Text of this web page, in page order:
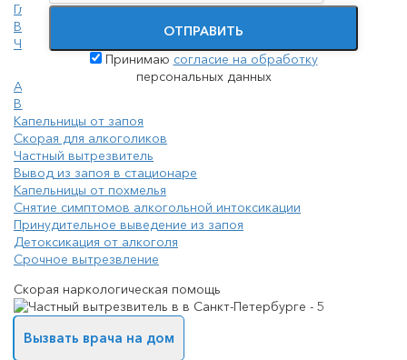
Главная
Вывод из запоя
Частный вытрезвитель
Анонимный вывод из запоя
Вывод из запоя амбулаторно
Капельницы от запоя
Скорая для алкоголиков
Частный вытрезвитель
Вывод из запоя в стационаре
Капельницы от похмелья
Снятие симптомов алкогольной интоксикации
Принудительное выведение из запоя
Детоксикация от алкоголя
Срочное вытрезвление
Скорая наркологическая помощь
Вызвать врача на дом
ОТПРАВИТЬ
Принимаю согласие на обработку
персональных данных